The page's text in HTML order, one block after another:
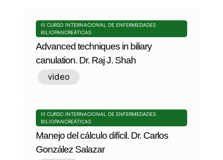
III CURSO INTERNACIONAL DE ENFERMEDADES
BILIOPANCREÁTICAS
Advanced techniques in biliary
canulation. Dr. Raj J. Shah
video
III CURSO INTERNACIONAL DE ENFERMEDADES
BILIOPANCREÁTICAS
Manejo del cálculo difícil. Dr. Carlos
González Salazar